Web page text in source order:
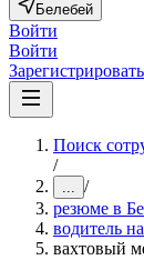
Белебей
Войти
Войти
Поиск
/
... /
резюме в
водитель
вахтовый